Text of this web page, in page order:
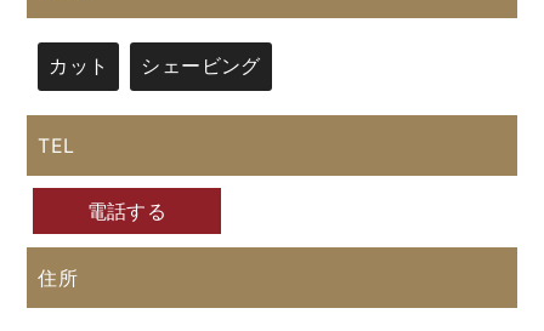
カット シェービング
TEL
電話する
住所